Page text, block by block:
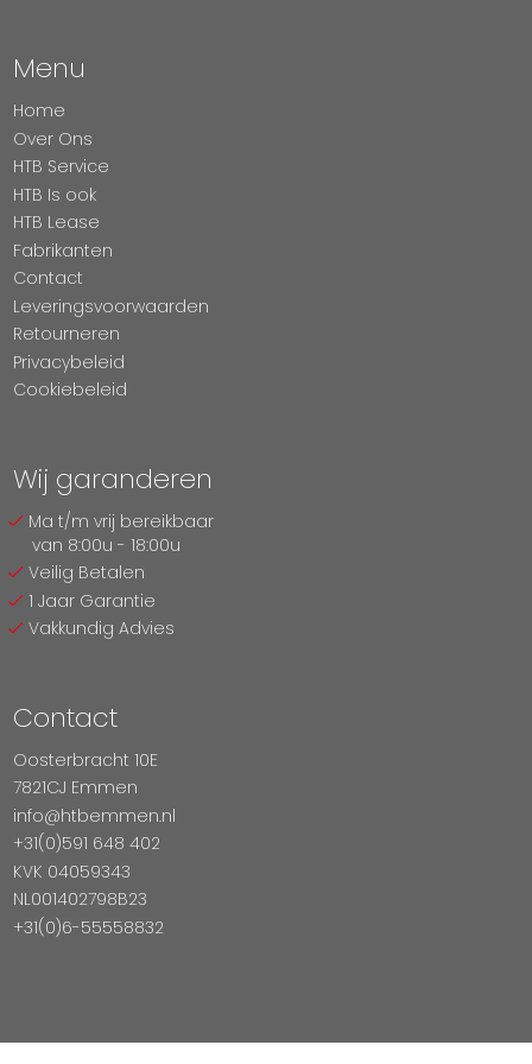
Menu
Home
Over Ons
HTB Service
HTB Is ook
HTB Lease
Fabrikanten
Contact
Leveringsvoorwaarden
Retourneren
Privacybeleid
Cookiebeleid
Wij garanderen
Ma t/m vrij bereikbaar
van 8:00u - 18:00u
Veilig Betalen
1 Jaar Garantie
Vakkundig Advies
Contact
Oosterbracht 10E
7821CJ Emmen
info@htbemmen.nl
+31(0)591 648 402
KVK 04059343
NL001402798B23
+31(0)6-55558832